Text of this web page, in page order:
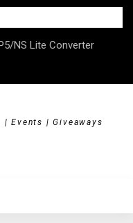
NS Lite Converter
Events | Giveaways